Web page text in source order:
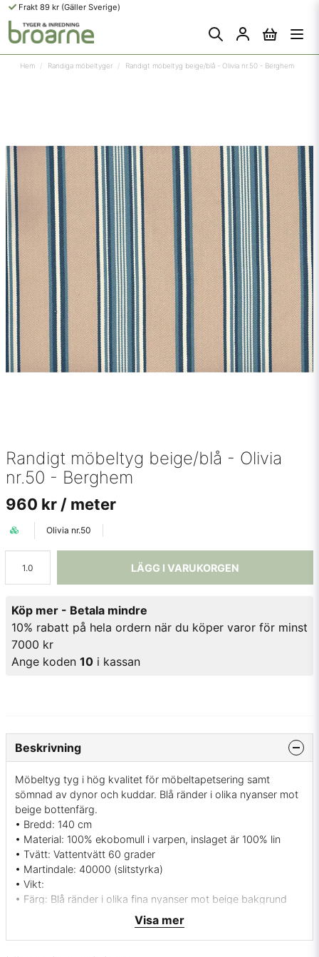
Frakt 89 kr (Gäller Sverige)
Hem Randiga möbeltyger Randigt möbeltyg beige/blå - Olivia nr.50 - Berghem
Randigt möbeltyg beige/blå - Olivia
nr.50 - Berghem
960 kr / meter
Olivia nr.50
LÄGG I VARUKORGEN
Köp mer - Betala mindre
10% rabatt på hela ordern när du köper varor för minst
7000 kr
Ange koden 10 i kassan
Beskrivning
Möbeltyg tyg i hög kvalitet för möbeltapetsering samt
sömnad av dynor och kuddar. Blå ränder i olika nyanser mot
beige bottenfärg.
• Bredd: 140 cm
• Material: 100% ekobomull i varpen, inslaget är 100% lin
• Tvätt: Vattentvätt 60 grader
• Martindale: 40000 (slitstyrka)
• Vikt:
• Färg: Blå ränder i olika fina nyanser mot beige bakgrund
• Mönsterbild: Längsgående
• Svensk tillverkning
Visa mer